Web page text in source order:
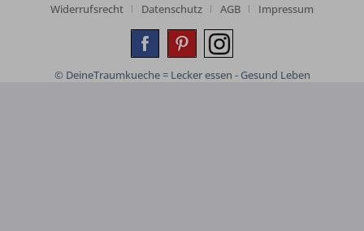
Widerrufsrecht
Datenschutz AGB Impressum
© DeineTraumkueche = Lecker essen - Gesund Leben